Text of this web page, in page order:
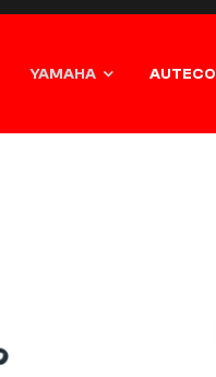
YAMAHA AUTECO